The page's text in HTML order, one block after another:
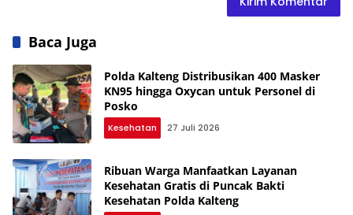
Baca Juga
Polda Kalteng Distribusikan 400 Masker
KN95 hingga Oxycan untuk Personel di
Posko
Kesehatan 27 Juli 2026
Ribuan Warga Manfaatkan Layanan
Kesehatan Gratis di Puncak Bakti
Kesehatan Polda Kalteng